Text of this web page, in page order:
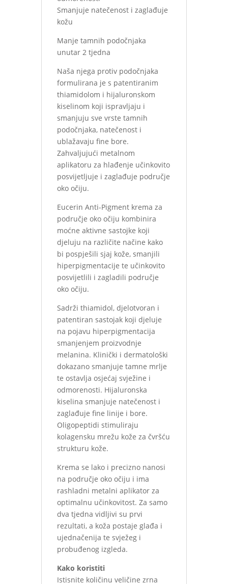
Smanjuje natečenost i zaglađuje
kožu
Manje tamnih podočnjaka
unutar 2 tjedna
Naša njega protiv podočnjaka
formulirana je s patentiranim
thiamidolom i hijaluronskom
kiselinom koji ispravljaju i
smanjuju sve vrste tamnih
podočnjaka, natečenost i
ublažavaju fine bore.
Zahvaljujući metalnom
aplikatoru za hlađenje učinkovito
posvijetljuje i zaglađuje područje
oko očiju.
Eucerin Anti-Pigment krema za
područje oko očiju kombinira
moćne aktivne sastojke koji
djeluju na različite načine kako
bi pospješili sjaj kože, smanjili
hiperpigmentacije te učinkovito
posvijetlili i zagladili područje
oko očiju.
Sadrži thiamidol, djelotvoran i
patentiran sastojak koji djeluje
na pojavu hiperpigmentacija
smanjenjem proizvodnje
melanina. Klinički i dermatološki
dokazano smanjuje tamne mrlje
te ostavlja osjećaj svježine i
odmorenosti. Hijaluronska
kiselina smanjuje natečenost i
zaglađuje fine linije i bore.
Oligopeptidi stimuliraju
kolagensku mrežu kože za čvršću
strukturu kože.
Krema se lako i precizno nanosi
na područje oko očiju i ima
rashladni metalni aplikator za
optimalnu učinkovitost. Za samo
dva tjedna vidljivi su prvi
rezultati, a koža postaje glađa i
ujednačenija te svježeg i
probuđenog izgleda.
Kako koristiti
Istisnite količinu veličine zrna